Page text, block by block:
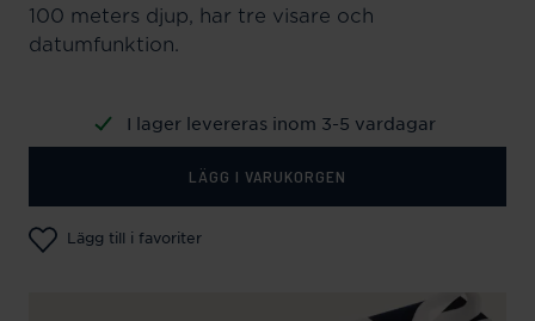
100 meters djup, har tre visare och
datumfunktion.
I lager levereras inom 3-5 vardagar
LÄGG I VARUKORGEN
Lägg till i favoriter